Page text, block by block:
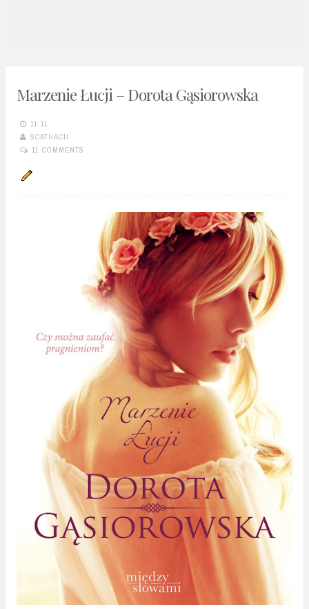
Marzenie Łucji – Dorota Gąsiorowska
11:11
SCATHACH
11 COMMENTS